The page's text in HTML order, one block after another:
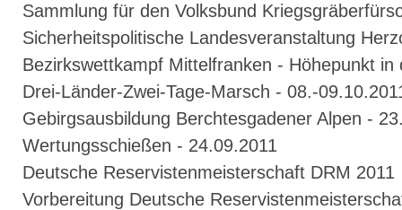
Sammlung für den Volksbund
Sicherheitspolitische Landesveranstaltung
Bezirkswettkampf Mittelfranken - Höhepunkt
Drei-Länder-Zwei-Tage-Marsch - 08.-
Gebirgsausbildung Berchtesgadener Alpen -
Wertungsschießen - 24.09.2011
Deutsche Reservistenmeisterschaft DRM 2011
Vorbereitung Deutsche